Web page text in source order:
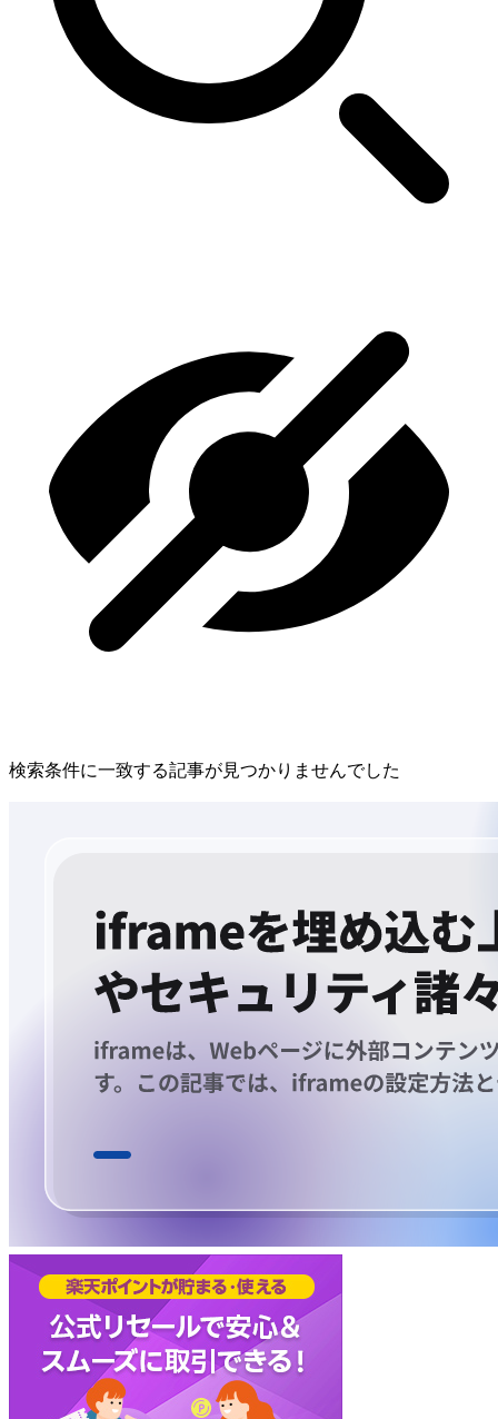
検索条件に一致する記事が見つかりませんでした